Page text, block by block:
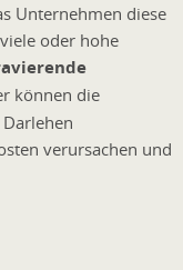
Unternehmen diese
oder hohe
können die
verursachen und